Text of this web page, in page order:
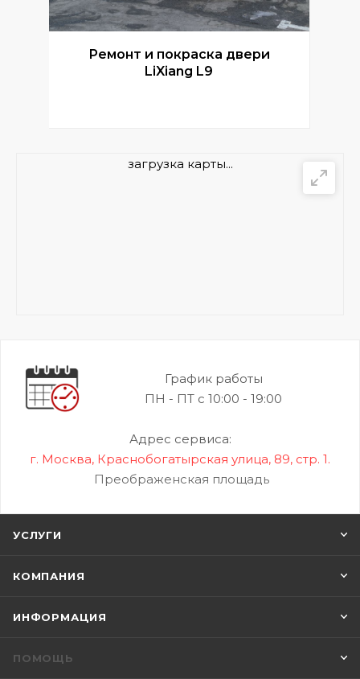
Ремонт и покраска двери
LiXiang L9
загрузка карты...
График работы
ПН - ПТ с 10:00 - 19:00
Адрес сервиса:
г. Москва, Краснобогатырская улица, 89, стр. 1.
Преображенская площадь
УСЛУГИ
КОМПАНИЯ
ИНФОРМАЦИЯ
ПОМОЩЬ